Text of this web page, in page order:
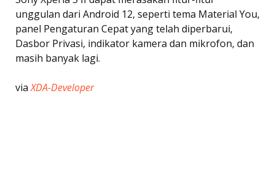
unggulan dari Android 12, seperti tema Material You,
panel Pengaturan Cepat yang telah diperbarui,
Dasbor Privasi, indikator kamera dan mikrofon, dan
masih banyak lagi.
viaXDA-Developer